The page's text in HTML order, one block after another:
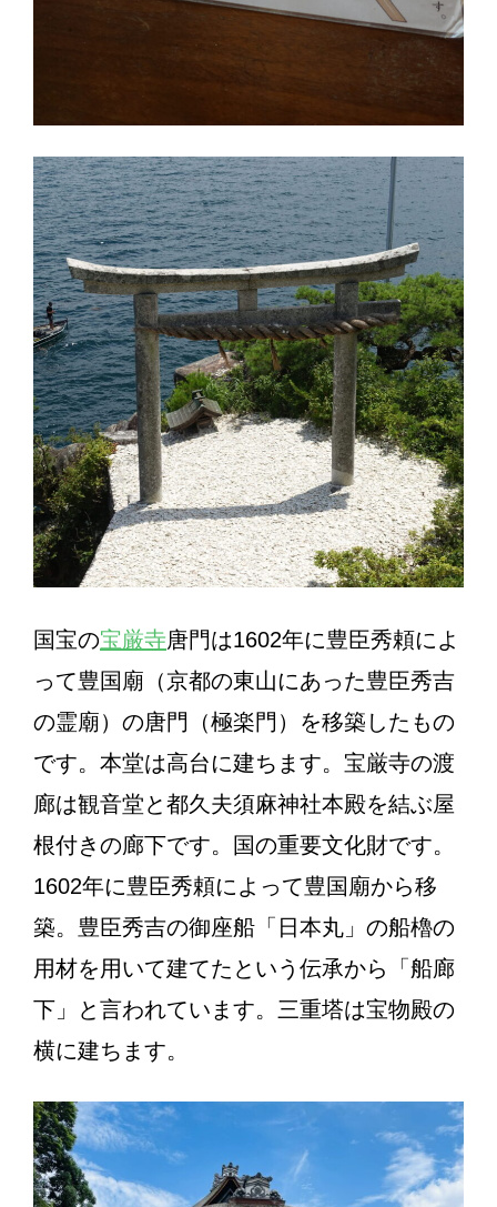
国宝の宝厳寺唐門は1602年に豊臣秀頼によ
って豊国廟（京都の東山にあった豊臣秀吉
の霊廟）の唐門（極楽門）を移築したもの
です。本堂は高台に建ちます。宝厳寺の渡
廊は観音堂と都久夫須麻神社本殿を結ぶ屋
根付きの廊下です。国の重要文化財です。
1602年に豊臣秀頼によって豊国廟から移
築。豊臣秀吉の御座船「日本丸」の船櫓の
用材を用いて建てたという伝承から「船廊
下」と言われています。三重塔は宝物殿の
横に建ちます。